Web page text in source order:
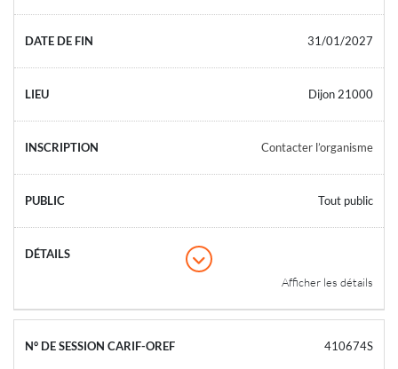
31/01/2027
Dijon 21000
Contacter l’organisme
Tout public
Afficher les détails
410674S